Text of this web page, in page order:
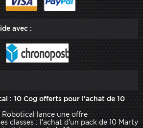
avec :
: 10 Cog offerts pour l'achat de 10
Robotical lance une offre
classes : l'achat d'un pack de 10 Marty